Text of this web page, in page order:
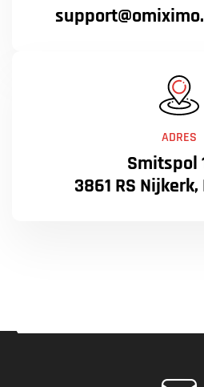
ADRES
Smitspol
3861 RS